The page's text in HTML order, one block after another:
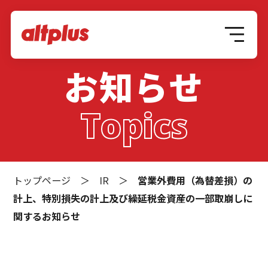
お知らせ
Topics
トップページ ＞ IR ＞ 営業外費用（為替差損）の
計上、特別損失の計上及び繰延税金資産の一部取崩しに
関するお知らせ